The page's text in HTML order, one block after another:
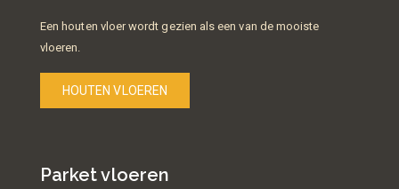
Een houten vloer wordt gezien als een van de mooiste
vloeren.
HOUTEN VLOEREN
Parket vloeren